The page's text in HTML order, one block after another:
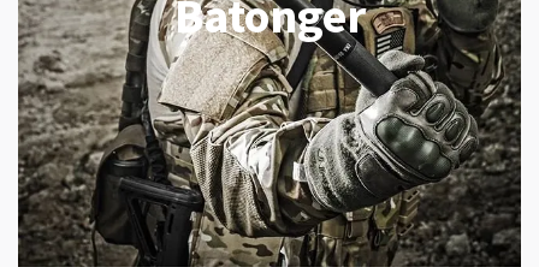
Batonger